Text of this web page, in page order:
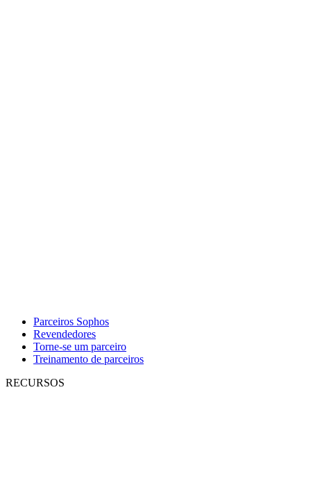
Parceiros Sophos
Revendedores
Torne-se um parceiro
Treinamento de parceiros
RECURSOS